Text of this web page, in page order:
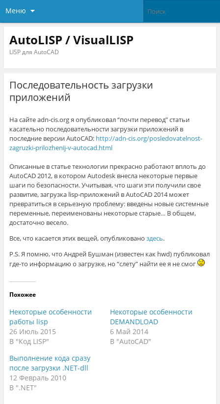
Меню
AutoLISP / VisualLISP
LISP для AutoCAD
Последовательность загрузки
приложений
На сайте adn-cis.org я опубликовал “почти перевод” статьи
касательно последовательности загрузки приложений в
последние версии AutoCAD: http://adn-cis.org/posledovatelnost-
zagruzki-prilozhenij-v-autocad.html
Описанные в статье технологии прекрасно работают вплоть до
AutoCAD 2012, в котором Autodesk внесла некоторые первые
шаги по безопасности. Учитывая, что шаги эти получили свое
развитие, загрузка lisp-приложений в AutoCAD 2014 может
превратиться в серьезную проблему: введены новые системные
переменные, переименованы некоторые старые… В общем,
достаточно весело.
Все, что касается этих вещей, опубликовано здесь.
P.S. Я помню, что Андрей Бушман (известен как hwd) публиковал
где-то информацию о загрузке, но “слету” найти ее я не смог
Похожее
Некоторые особенности
работы lisp
26 Июль 2015
В "Код LISP"
Некоторые особенности
DEMANDLOAD
6 Май 2014
В "AutoCAD"
Выполнение кода сразу
после загрузки .NET-dll
12 Февраль 2010
В ".NET"